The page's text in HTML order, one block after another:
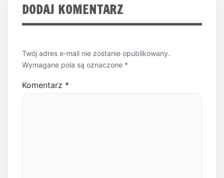
DODAJ KOMENTARZ
Twój adres e-mail nie zostanie opublikowany.
Wymagane pola są oznaczone *
Komentarz *